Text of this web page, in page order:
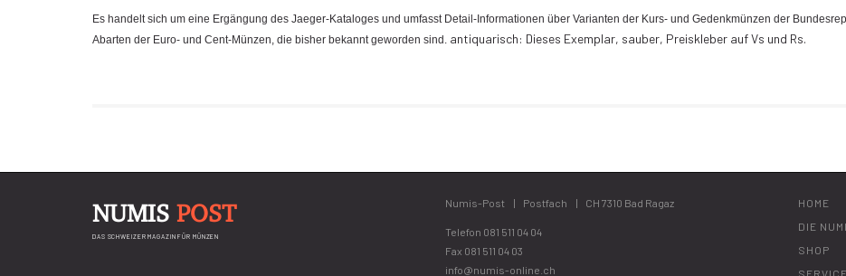
Es handelt sich um eine Ergängung des Jaeger-Kataloges und umfasst Detail-Informationen über Varianten der Kurs- und Gedenkmünzen der
Abarten der Euro- und Cent-Münzen, die bisher bekannt geworden sind. antiquarisch: Dieses Exemplar, sauber, Preiskleber auf Vs und Rs.
NUMIS POST
DAS SCHWEIZER MAGAZIN FÜR MÜNZEN
Numis-Post Postfach CH 7310 Bad Ragaz
Telefon 081 511 04 04
Fax 081 511 04 03
info@numis-online.ch
HOME
DIE
SHOP
SERVICE